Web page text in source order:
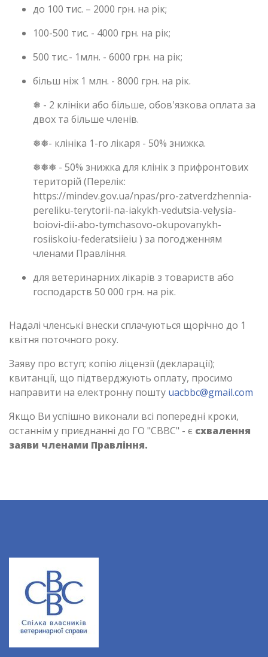
до 100 тис. – 2000 грн. на рік;
100-500 тис. - 4000 грн. на рік;
500 тис.- 1млн. - 6000 грн. на рік;
більш ніж 1 млн. - 8000 грн. на рік.
❅ - 2 клініки або більше, обов'язкова оплата за
двох та більше членів.
❅❅- клініка 1-го лікаря - 50% знижка.
❅❅❅ - 50% знижка для клінік з прифронтових
територій (Перелік:
https://mindev.gov.ua/npas/pro-zatverdzhennia-
pereliku-terytorii-na-iakykh-vedutsia-velysia-
boiovi-dii-abo-tymchasovo-okupovanykh-
rosiiskoiu-federatsiieiu ) за погодженням
членами Правління.
для ветеринарних лікарів з товариств або
господарств 50 000 грн. на рік.
Надалі членські внески сплачуються щорічно до 1
квітня поточного року.
Заяву про вступ; копію ліцензії (декларації);
квитанції, що підтверджують оплату, просимо
направити на електронну пошту uacbbc@gmail.com
Якщо Ви успішно виконали всі попередні кроки,
останнім у приєднанні до ГО "СВВС" - є схвалення
заяви членами Правління.